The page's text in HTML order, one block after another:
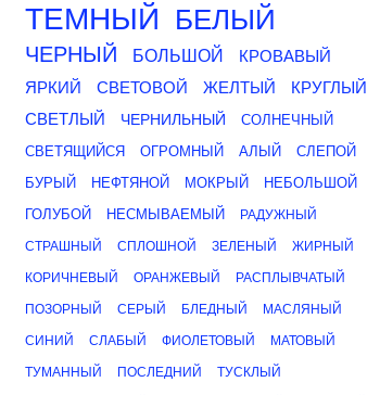
ТЕМНЫЙ БЕЛЫЙ
ЧЕРНЫЙ БОЛЬШОЙ
КРОВАВЫЙ
ЯРКИЙ
СВЕТОВОЙ ЖЕЛТЫЙ
КРУГЛЫЙ
СВЕТЛЫЙ
ЧЕРНИЛЬНЫЙ
СОЛНЕЧНЫЙ
СВЕТЯЩИЙСЯ
ОГРОМНЫЙ АЛЫЙ
СЛЕПОЙ
БУРЫЙ
НЕФТЯНОЙ МОКРЫЙ
НЕБОЛЬШОЙ
ГОЛУБОЙ
НЕСМЫВАЕМЫЙ РАДУЖНЫЙ
СТРАШНЫЙ СПЛОШНОЙ ЗЕЛЕНЫЙ ЖИРНЫЙ
КОРИЧНЕВЫЙ ОРАНЖЕВЫЙ РАСПЛЫВЧАТЫЙ
ПОЗОРНЫЙ СЕРЫЙ БЛЕДНЫЙ МАСЛЯНЫЙ
СИНИЙ СЛАБЫЙ ФИОЛЕТОВЫЙ МАТОВЫЙ
ТУМАННЫЙ ПОСЛЕДНИЙ ТУСКЛЫЙ